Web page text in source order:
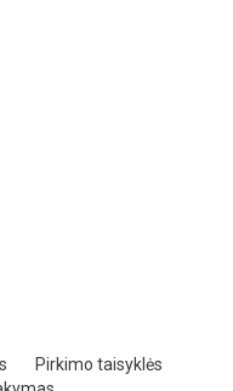
Pirkimo taisyklės